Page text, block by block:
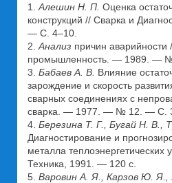
1. Алешин Н. П. Оценка
конструкций // Сварка и
— С. 4–10.
2. Анализ причин аварийности
промышленность. — 1989. —
3. Бабаев А. В. Влияние
зарождение и скорость
сварных соединениях с
сварка. — 1977. — № 12. — С.
4. Березина Т. Г., Бугай Н. В.,
Диагностирование и
металла теплоэнергетических
Техника, 1991. — 120 с.
5. Варовин А. Я., Карзов Ю. Я.,